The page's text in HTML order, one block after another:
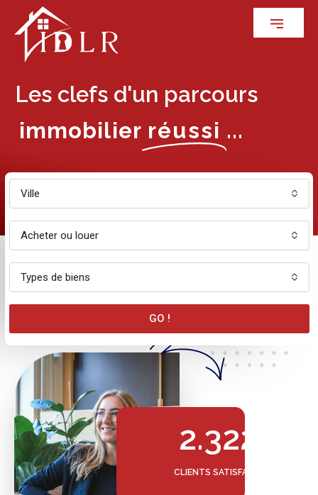
Les clefs d'un parcours
immobilier réussi ...
Ville
Acheter ou louer
Types de biens
GO !
2.322
CLIENTS SATISFAITS